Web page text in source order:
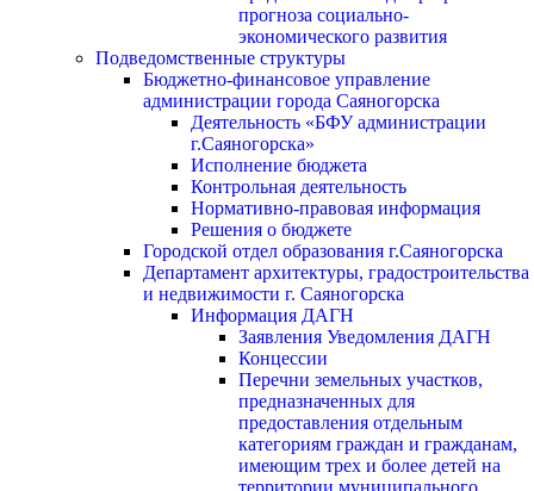
прогноза социально-
экономического развития
Подведомственные структуры
Бюджетно-финансовое управление
администрации города Саяногорска
Деятельность «БФУ администрации
г.Саяногорска»
Исполнение бюджета
Контрольная деятельность
Нормативно-правовая информация
Решения о бюджете
Городской отдел образования г.Саяногорска
Департамент архитектуры, градостроительства
и недвижимости г. Саяногорска
Информация ДАГН
Заявления Уведомления ДАГН
Концессии
Перечни земельных участков,
предназначенных для
предоставления отдельным
категориям граждан и гражданам,
имеющим трех и более детей на